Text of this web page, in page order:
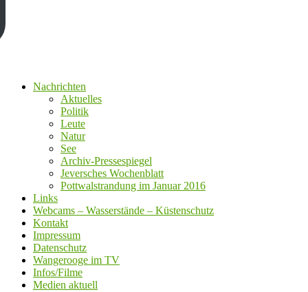
Nachrichten
Aktuelles
Politik
Leute
Natur
See
Archiv-Pressespiegel
Jeversches Wochenblatt
Pottwalstrandung im Januar 2016
Links
Webcams – Wasserstände – Küstenschutz
Kontakt
Impressum
Datenschutz
Wangerooge im TV
Infos/Filme
Medien aktuell